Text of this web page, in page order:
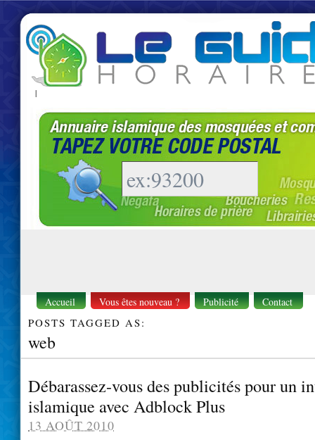
|
Accueil Vous êtes nouveau ? Publicité Contact
POSTS TAGGED AS:
web
Débarassez-vous des publicités pour un
islamique avec Adblock Plus
13 AOÛT 2010